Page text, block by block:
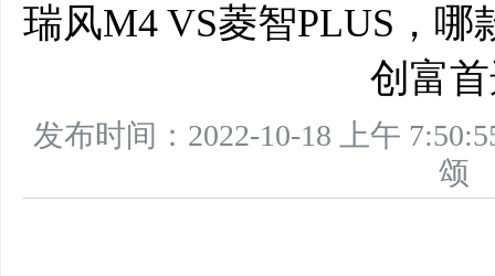
瑞风M4 VS菱智PLUS，
创富
发布时间：2022-10-18 上午